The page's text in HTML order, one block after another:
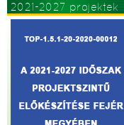
2021-2027 projektek